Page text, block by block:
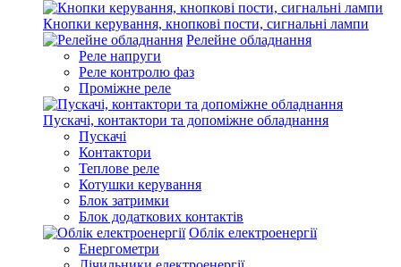
Кнопки керування, кнопкові пости, сигнальні лампи
Релейне обладнання
Реле напруги
Реле контролю фаз
Проміжне реле
Пускачі, контактори та допоміжне обладнання
Пускачі
Контактори
Теплове реле
Котушки керування
Блок затримки
Блок додаткових контактів
Облік електроенергії
Енергометри